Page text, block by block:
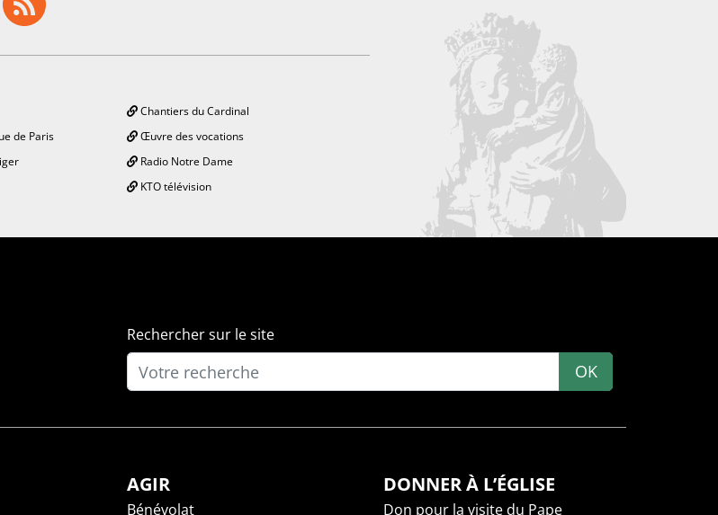
de Paris
Chantiers du Cardinal
Œuvre des vocations
Radio Notre Dame
KTO télévision
Rechercher sur le site
OK
AGIR
Bénévolat
DONNER À L’ÉGLISE
Don pour la visite du Pape